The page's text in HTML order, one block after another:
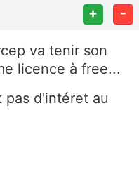
+ -
va tenir son
licence à free...
pas d'intéret au